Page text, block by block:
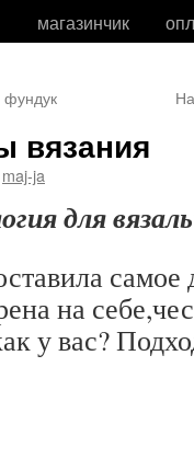
магазинчик
фундук
вязания
maj-ja
для
самое
на
у вас?